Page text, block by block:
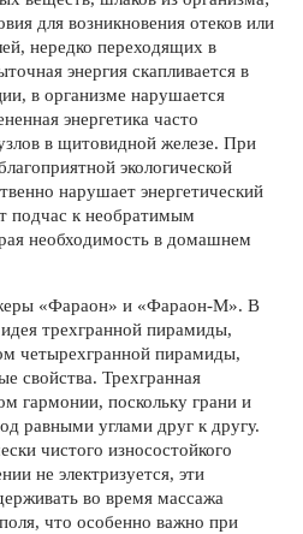
для возникновения отеков или
нередко переходящих в
энергия скапливается в
в организме нарушается
энергетика часто
в щитовидной железе. При
экологической
нарушает энергетический
подчас к необратимым
необходимость в домашнем
«Фараон» и «Фараон-М». В
трехгранной пирамиды,
четырехгранной пирамиды,
свойства. Трехгранная
гармонии, поскольку грани и
равными углами друг к другу.
чистого износостойкого
не электризуется, эти
во время массажа
что особенно важно при